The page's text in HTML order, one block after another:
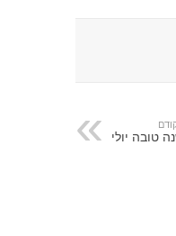
טובה יולי